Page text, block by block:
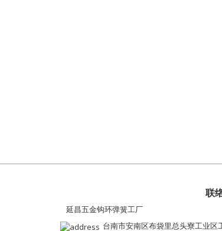
联
延昌五金钩环弹簧工厂
台南市安南区布袋里总头寮工业区